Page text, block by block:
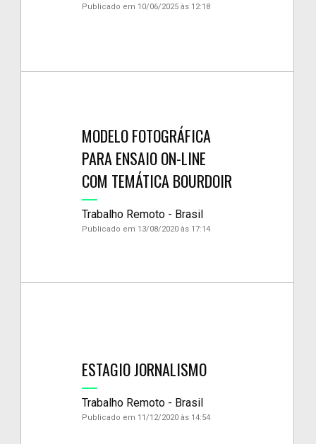
Publicado em 10/06/2025 às 12:18
MODELO FOTOGRÁFICA
PARA ENSAIO ON-LINE
COM TEMÁTICA BOURDOIR
Trabalho Remoto - Brasil
Publicado em 13/08/2020 às 17:14
ESTAGIO JORNALISMO
Trabalho Remoto - Brasil
Publicado em 11/12/2020 às 14:54